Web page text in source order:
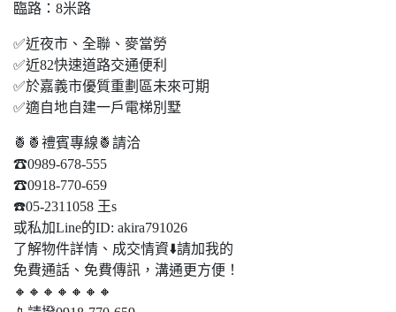
臨路：8米路
✅近夜市、全聯、麥當勞
✅近82快速道路交通便利
✅於嘉義市優質重劃區未來可期
✅適自地自建一戶電梯別墅
🍍🍍禮賓專線🍍請洽
☎0989-678-555
☎0918-770-659
☎️05-2311058 王s
或私加Line的ID: akira791026
了解物件詳情、成交情資⬇️請加我的
免費通話、免費傳訊，溝通更方便！
🔸🔸🔸🔸🔸🔸🔸